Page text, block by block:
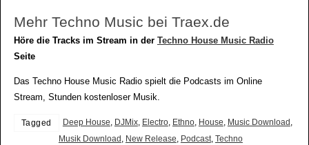
Mehr Techno Music bei Traex.de
Höre die Tracks im Stream in der Techno House Music Radio
Seite
Das Techno House Music Radio spielt die Podcasts im Online
Stream, Stunden kostenloser Musik.
Tagged Deep House, DJMix, Electro, Ethno, House, Music Download ,
Musik Download , New Release, Podcast, Techno